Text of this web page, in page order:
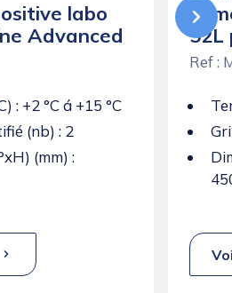
labo
Advanced
: +2 °C á +15 °C
(nb) : 2
(mm) :
52L
Ref :